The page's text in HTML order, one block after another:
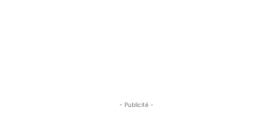
- Publicité -